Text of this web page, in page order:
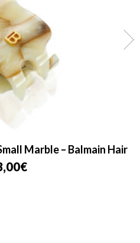
Marble – Balmain Hair
€